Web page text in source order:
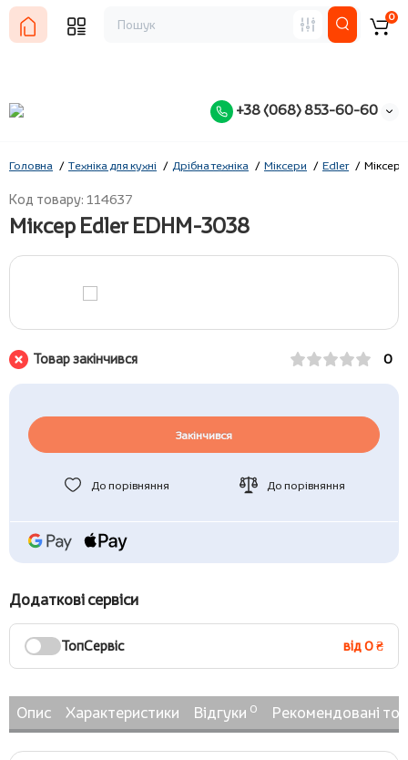
+38 (068) 853-60-60
0
Головна Техніка для кухні Дрібна техніка Міксери Edler Міксер
Код товару: 114637
Міксер Edler EDHM-3038
Товар закінчився 0
Закінчився
До порівняння До порівняння
Додаткові сервіси
ТопСервіс від 0 ₴
Опис Характеристики Відгуки 0 Рекомендовані